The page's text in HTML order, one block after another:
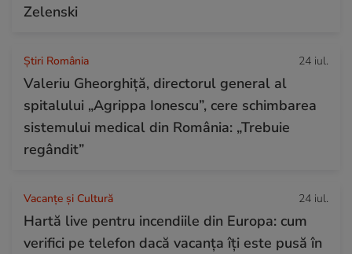
Zelenski
Știri România 24 iul.
Valeriu Gheorghiță, directorul general al
spitalului „Agrippa Ionescu”, cere schimbarea
sistemului medical din România: „Trebuie
regândit”
Vacanțe și Cultură 24 iul.
Hartă live pentru incendiile din Europa: cum
verifici pe telefon dacă vacanța îți este pusă în